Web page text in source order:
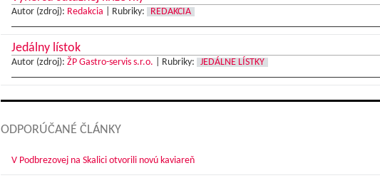
Autor (zdroj): Redakcia Rubriky: REDAKCIA
Jedálny lístok
Autor (zdroj): ŽP Gastro-servis s.r.o. Rubriky: JEDÁLNE LÍSTKY
ODPORÚČANÉ ČLÁNKY
V Podbrezovej na Skalici otvorili novú kaviareň